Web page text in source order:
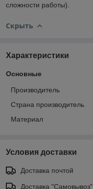
сложности работы).
Скрыть
Характеристики
Основные
Производитель
Страна производитель
Материал
Условия доставки
Доставка почтой
Доставка "Самовывоз"